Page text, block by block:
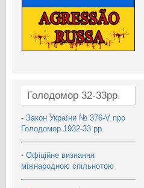
Голодомор 32-33рр.
- Закон України № 376-V про
Голодомор 1932-33 рр.
- Офіційне визнання
міжнародною спільнотою